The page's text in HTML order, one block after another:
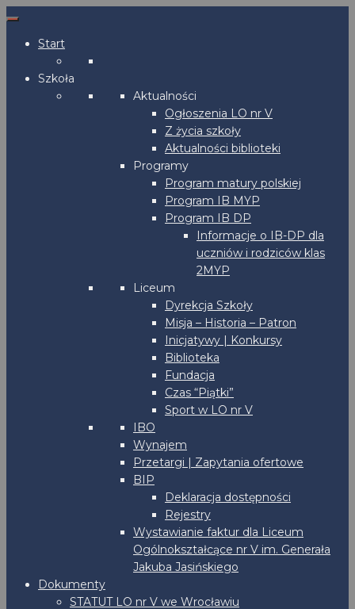
Start
Szkoła
Aktualności
Ogłoszenia LO nr V
Z życia szkoły
Aktualności biblioteki
Programy
Program matury polskiej
Program IB MYP
Program IB DP
Informacje o IB-DP dla
uczniów i rodziców klas
2MYP
Liceum
Dyrekcja Szkoły
Misja – Historia – Patron
Inicjatywy | Konkursy
Biblioteka
Fundacja
Czas “Piątki”
Sport w LO nr V
IBO
Wynajem
Przetargi | Zapytania ofertowe
BIP
Deklaracja dostępności
Rejestry
Wystawianie faktur dla Liceum
Ogólnokształcące nr V im. Generała
Jakuba Jasińskiego
Dokumenty
STATUT LO nr V we Wrocławiu